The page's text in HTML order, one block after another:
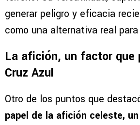
estamos unidos, así que
vaya a más”, afirmó. En ese
generar peligro y eficacia
como una alternativa real para
La afición, un factor que
Cruz Azul